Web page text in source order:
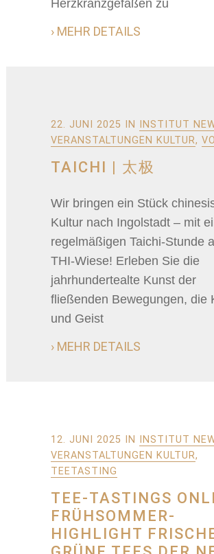
Herzkranzgefäßen zu
› MEHR DETAILS
22. JUNI 2025 IN INSTITUT
VERANSTALTUNGEN KULTUR,
TAICHI | 太极
Wir bringen ein Stück
Kultur nach Ingolstadt – mit
regelmäßigen Taichi-Stunde
THI-Wiese! Erleben Sie die
jahrhundertealte Kunst der
fließenden Bewegungen, die
und Geist
› MEHR DETAILS
12. JUNI 2025 IN INSTITUT
VERANSTALTUNGEN KULTUR,
TEETASTING
TEE-TASTINGS
FRÜHSOMMER-
HIGHLIGHT